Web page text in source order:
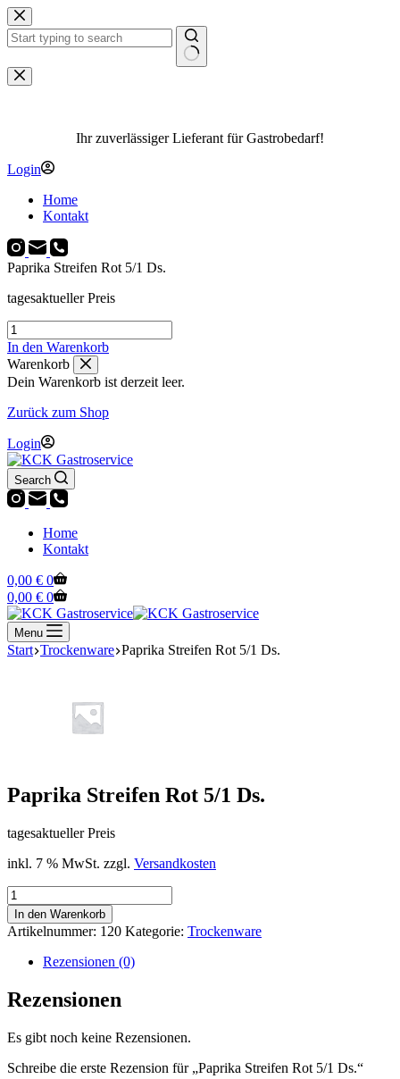
Zum
Inhalt
springen
Keine
Ergebnisse
Ihr zuverlässiger Lieferant für Gastrobedarf!
Login
Home
Kontakt
Paprika Streifen Rot 5/1 Ds.
tagesaktueller Preis
Paprika
Streifen
Rot
5/1
Ds.
Menge
In den Warenkorb
Warenkorb
Dein Warenkorb ist derzeit leer.
Zurück zum Shop
Login
Search
Home
Kontakt
Warenkorb
0,00 € 0
Warenkorb
0,00 € 0
Menu
Start Trockenware Paprika Streifen Rot 5/1 Ds.
Paprika Streifen Rot 5/1 Ds.
tagesaktueller Preis
inkl. 7 % MwSt. zzgl. Versandkosten
Paprika
Streifen
Rot
5/1
Menge
In den Warenkorb
Artikelnummer: 120 Kategorie: Trockenware
Rezensionen (0)
Rezensionen
Es gibt noch keine Rezensionen.
Schreibe die erste Rezension für „Paprika Streifen Rot 5/1 Ds.“